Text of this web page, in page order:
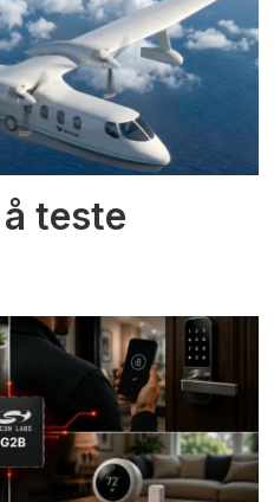
teste